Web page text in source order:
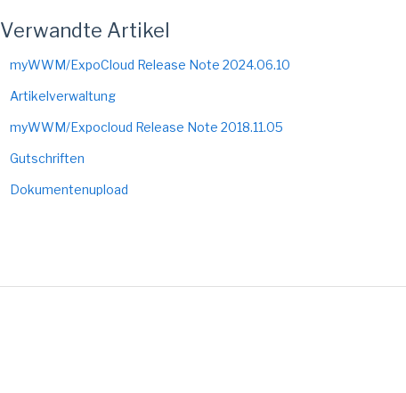
Verwandte Artikel
myWWM/ExpoCloud Release Note 2024.06.10
Artikelverwaltung
myWWM/Expocloud Release Note 2018.11.05
Gutschriften
Dokumentenupload